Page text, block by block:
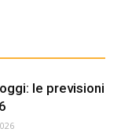
le previsioni